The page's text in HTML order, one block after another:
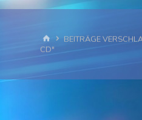
START
BEITRÄGE
CD"